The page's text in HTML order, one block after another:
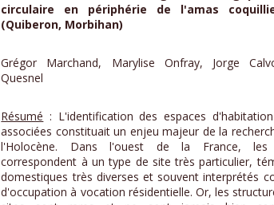
circulaire en périphérie de l'amas
(Quiberon, Morbihan)
Grégor Marchand, Marylise Onfray, Jorge
Quesnel
Résumé : L'identification des espaces
associées constituait un enjeu majeur de la
l'Holocène. Dans l'ouest de la France, les
correspondent à un type de site très particulier,
domestiques très diverses et souvent interprétés
d'occupation à vocation résidentielle. Or, les